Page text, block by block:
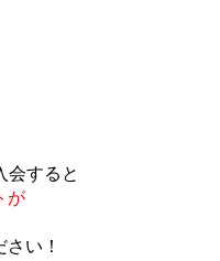
会すると
が
い！